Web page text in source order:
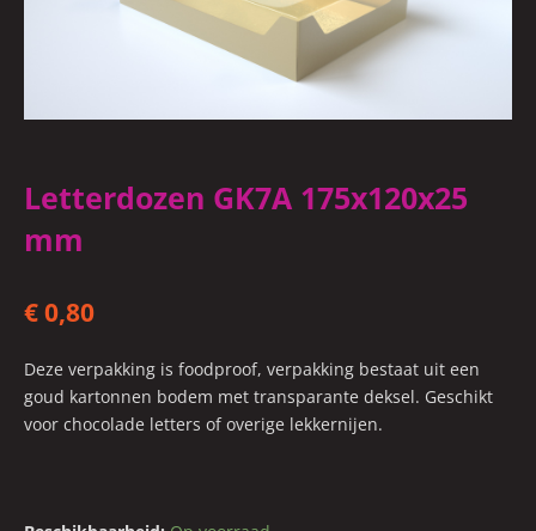
Letterdozen GK7A 175x120x25
mm
€0,80
Deze verpakking is foodproof, verpakking bestaat uit een
goud kartonnen bodem met transparante deksel. Geschikt
voor chocolade letters of overige lekkernijen.